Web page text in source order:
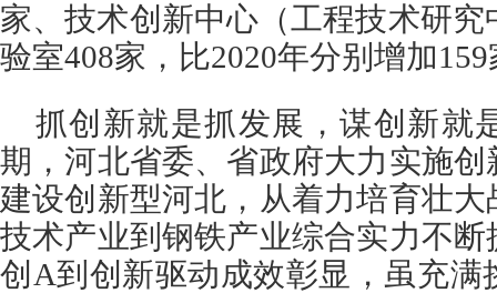
家、技术创新中心（工程技术研究
验室408家，比2020年分别增加
抓创新就是抓发展，谋创新就
期，河北省委、省政府大力实施
建设创新型河北，从着力培育壮
技术产业到钢铁产业综合实力不
创A到创新驱动成效彰显，虽充满